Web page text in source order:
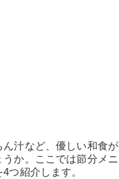
汁など、優しい和食
か。ここでは節分メ
つ紹介します。